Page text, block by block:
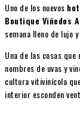
Uno de los nuevos
Boutique Viñedos
semana lleno de lujo
Una de las cosas
nombres de uvas y
cultura vitivinícola
interior esconden